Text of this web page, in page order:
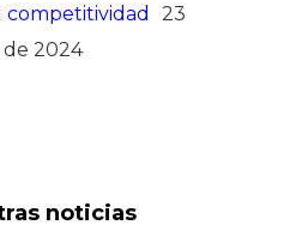
competitividad
23
2024
noticias